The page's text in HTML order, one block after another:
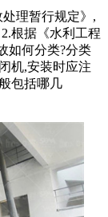
理暂行规定》,
根据《水利工程
如何分类?分类
机,安装时应注
包括哪几